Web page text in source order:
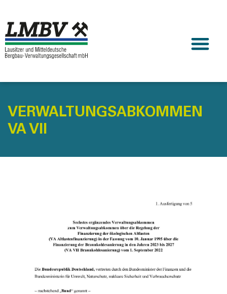
VERWALTUNGSABKOMMEN
VA VII